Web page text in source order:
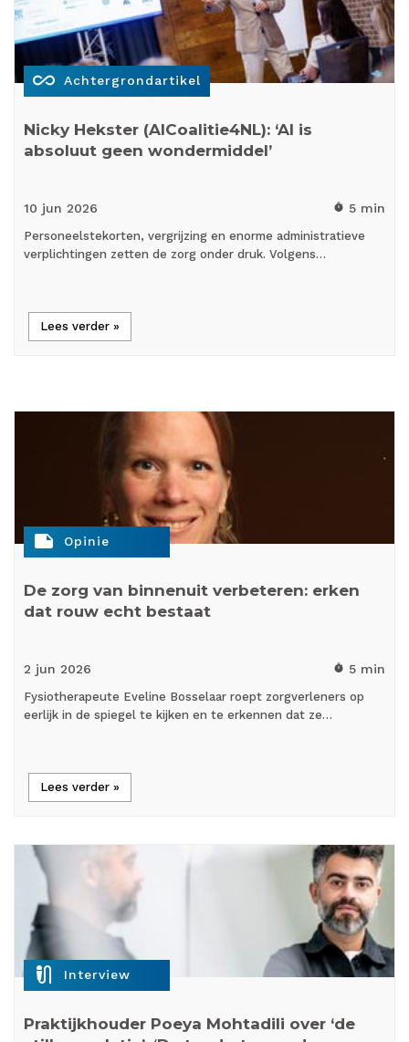
all_inclusive Achtergrondartikel
Nicky Hekster (AICoalitie4NL): ‘AI is
absoluut geen wondermiddel’
10 jun 2026 timer 5 min
Personeelstekorten, vergrijzing en enorme administratieve
verplichtingen zetten de zorg onder druk. Volgens…
Lees verder »
note Opinie
De zorg van binnenuit verbeteren: erken
dat rouw echt bestaat
2 jun 2026 timer 5 min
Fysiotherapeute Eveline Bosselaar roept zorgverleners op
eerlijk in de spiegel te kijken en te erkennen dat ze…
Lees verder »
mic_external_on Interview
Praktijkhouder Poeya Mohtadili over ‘de